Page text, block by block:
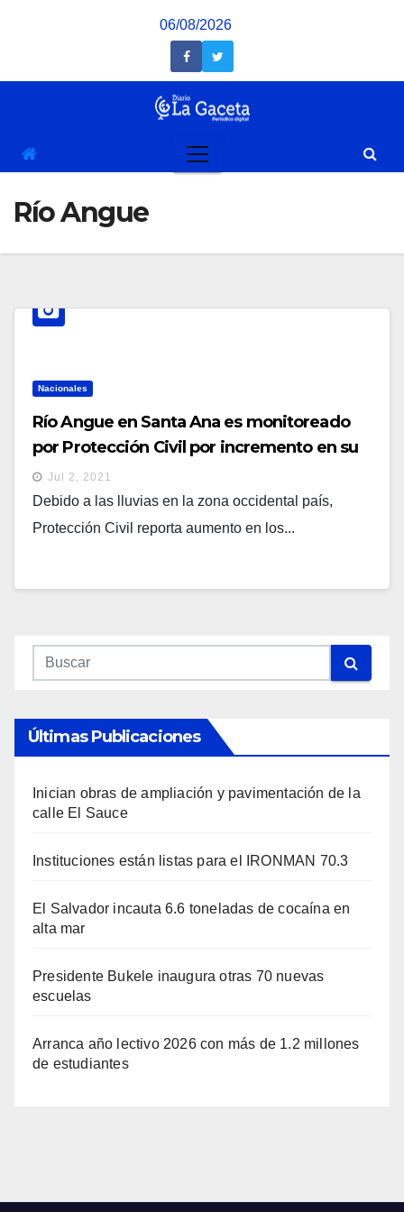
06/08/2026
Río Angue
Nacionales
Río Angue en Santa Ana es monitoreado
por Protección Civil por incremento en su
caudal
Jul 2, 2021
Debido a las lluvias en la zona occidental país,
Protección Civil reporta aumento en los...
Últimas Publicaciones
Inician obras de ampliación y pavimentación de la
calle El Sauce
Instituciones están listas para el IRONMAN 70.3
El Salvador incauta 6.6 toneladas de cocaína en
alta mar
Presidente Bukele inaugura otras 70 nuevas
escuelas
Arranca año lectivo 2026 con más de 1.2 millones
de estudiantes